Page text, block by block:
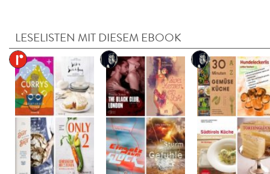
LESELISTEN MIT DIESEM EBOOK